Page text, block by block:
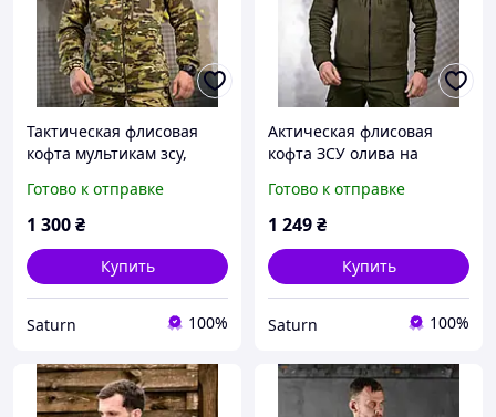
Тактическая флисовая
кофта мультикам зсу,
уставная липучки,
армейская флиска
Готово к отправке
1 300₴
Купить
Saturn 100%
Актическая флисовая
кофта ЗСУ олива на
кофта с капюшоном,
армейская флиска ЗСУ
Готово к отправке
1 249₴
Купить
Saturn 100%